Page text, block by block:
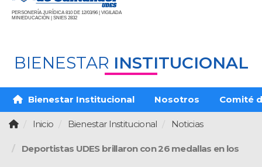
PERSONERÍA JURÍDICA 810 DE 12/03/96 | VIGILADA
MINIEDUCACIÓN | SNIES 2832
BIENESTAR INSTITUCIONAL
Bienestar Institucional Nosotros Comité
Inicio Bienestar Institucional Noticias
Deportistas UDES brillaron con 26 medallas en los